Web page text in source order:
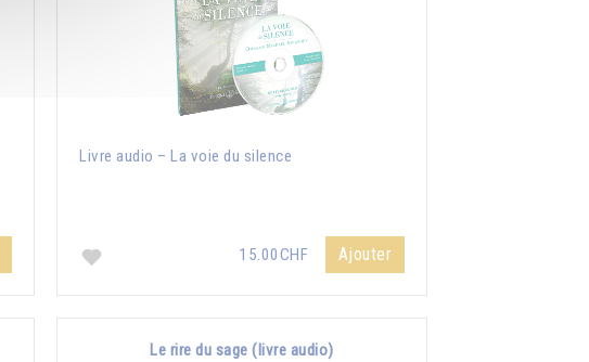
Livre audio – La voie du silence
15.00CHF Ajouter
Le rire du sage (livre audio)